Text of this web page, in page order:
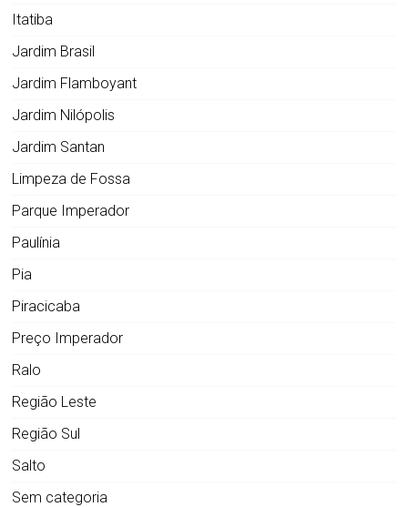
Itatiba
Jardim Brasil
Jardim Flamboyant
Jardim Nilópolis
Jardim Santan
Limpeza de Fossa
Parque Imperador
Paulínia
Pia
Piracicaba
Preço Imperador
Ralo
Região Leste
Região Sul
Salto
Sem categoria